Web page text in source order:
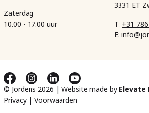
Zaterdag
10.00 - 17.00 uur
3331 ET
T: +31
E:
© Jordens 2026 | Website made by Elevate
Privacy | Voorwaarden